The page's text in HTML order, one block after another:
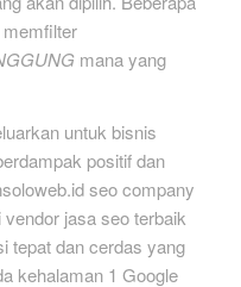
mana yang
untuk bisnis
positif dan
seo company
jasa seo terbaik
tepat dan cerdas yang
kehalaman 1 Google